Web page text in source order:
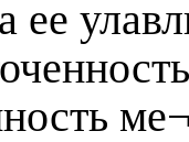
ее